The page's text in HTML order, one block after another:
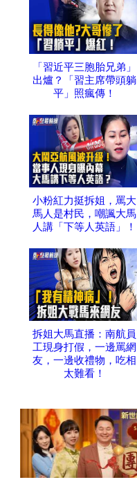
「習近平三胞胎兄弟」
出爐？「習主席帶頭躺
平」照瘋傳！
小粉紅力挺拆姐，罵大
馬人是村民，嘲諷大馬
人講「下等人英語」！
拆姐大馬直播：南航員
工現身打假，一邊罵網
友，一邊收禮物，吃相
太難看！